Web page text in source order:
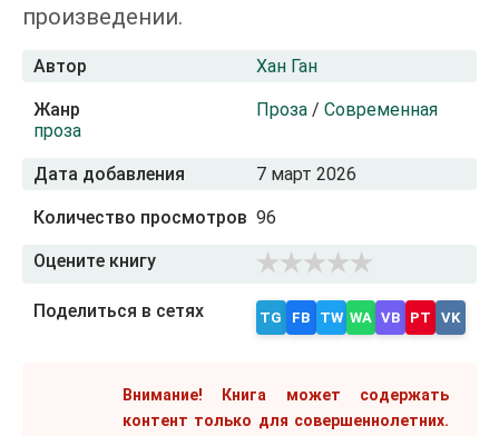
произведении.
Автор Хан Ган
Жанр Проза / Современная
проза
Дата добавления 7 март 2026
Количество просмотров 96
Оцените книгу
Поделиться в сетях TG FB TW WA VB PT VK
Внимание! Книга может содержать
контент только для совершеннолетних.